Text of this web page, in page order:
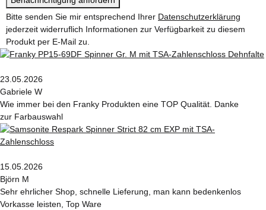
Bitte senden Sie mir entsprechend Ihrer Datenschutzerklärung
jederzeit widerruflich Informationen zur Verfügbarkeit zu diesem
Produkt per E-Mail zu.
23.05.2026
Gabriele W
Wie immer bei den Franky Produkten eine TOP Qualität. Danke
zur Farbauswahl
15.05.2026
Björn M
Sehr ehrlicher Shop, schnelle Lieferung, man kann bedenkenlos
Vorkasse leisten, Top Ware